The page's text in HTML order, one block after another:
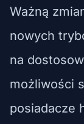
Ważną
nowych
na
możliwości
posiadacze